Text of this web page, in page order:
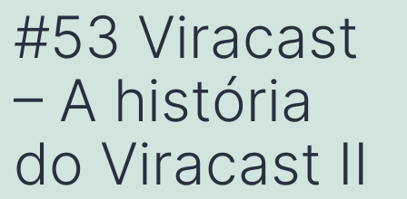
#53 Viracast
– A história
do Viracast II